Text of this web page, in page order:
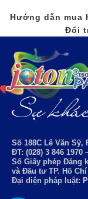
Hướng dẫn
Đổi
Số 188C Lê Văn Sỹ,
ĐT: (028) 3 846
Số Giấy phép Đăng
và Đầu tư TP. Hồ
Đại diện pháp luật: